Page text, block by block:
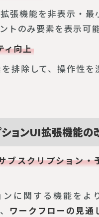
張機能を非表示・最
トのみ要素を表示可能
ィ向上
排除して、操作性を
ョンUI拡張機能の
ブスクリプション・
に関する機能をよ
ワークフローの見通